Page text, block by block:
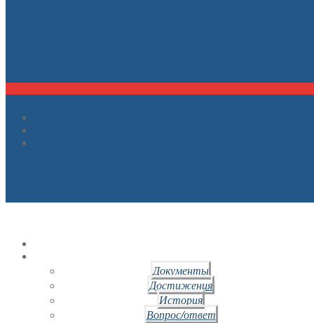
Документы
Достижения
История
Вопрос/ответ